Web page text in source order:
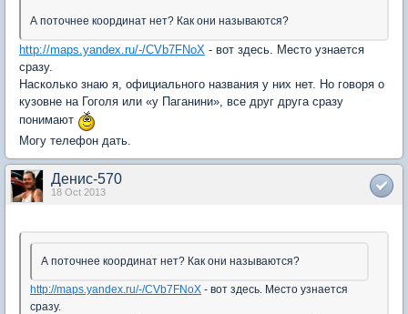
А поточнее координат нет? Как они называются?
http://maps.yandex.ru/-/CVb7FNoX - вот здесь. Место узнается
сразу.
Насколько знаю я, официального названия у них нет. Но говоря о
кузовне на Гоголя или «у Паганини», все друг друга сразу
понимают
Могу телефон дать.
Денис-570
18 Oct 2013
А поточнее координат нет? Как они называются?
http://maps.yandex.ru/-/CVb7FNoX - вот здесь. Место узнается
сразу.